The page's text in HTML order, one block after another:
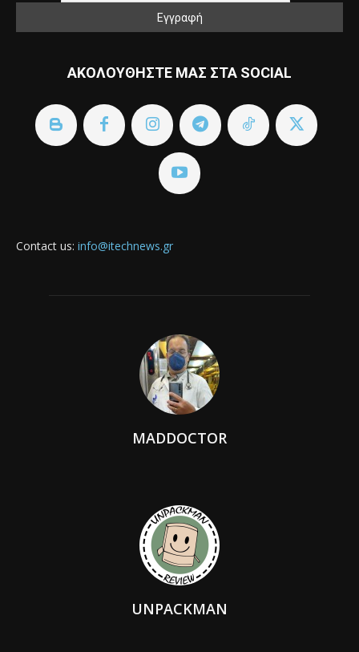
ΑΚΟΛΟΥΘΗΣΤΕ ΜΑΣ ΣΤΑ SOCIAL
Contact us: info@itechnews.gr
MADDOCTOR
UNPACKMAN